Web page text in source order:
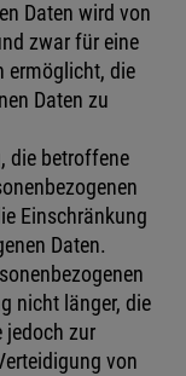
Daten wird von
zwar für eine
ermöglicht, die
Daten zu
die betroffene
Einschränkung
Daten.
nicht länger, die
jedoch zur
von